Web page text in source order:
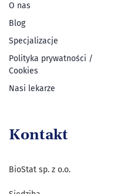
O nas
Blog
Specjalizacje
Polityka prywatności /
Cookies
Nasi lekarze
Kontakt
BioStat sp. z o.o.